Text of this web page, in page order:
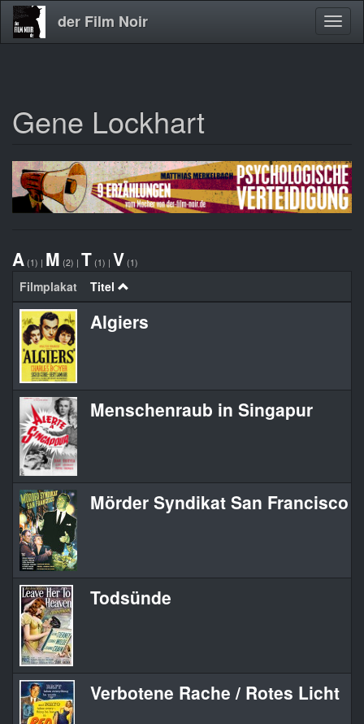
Direkt
zum
der Film Noir
Gene Lockhart
A (1) | M (2) | T (1) | V (1)
Filmplakat Titel
Algiers
Menschenraub in Singapur
Mörder Syndikat San Francisco
Todsünde
Verbotene Rache / Rotes Licht